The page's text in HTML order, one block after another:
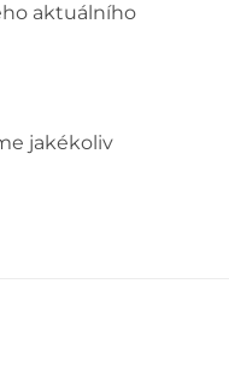
aktuálního
jakékoliv